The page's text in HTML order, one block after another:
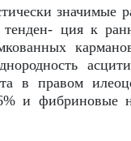
значимые
ция к
в правом
и фибриновые